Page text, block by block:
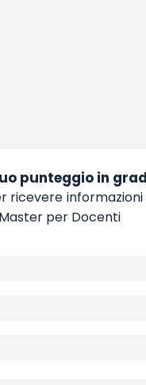
punteggio in
ricevere informazioni
Master per Docenti